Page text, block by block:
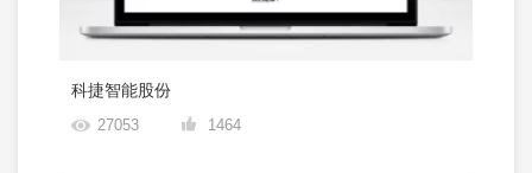
科捷智能股份
27053 1464